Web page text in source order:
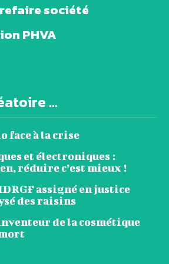
société
PHVA
...
face à la crise
et électroniques :
réduire c’est mieux !
assigné en justice
des raisins
de la cosmétique